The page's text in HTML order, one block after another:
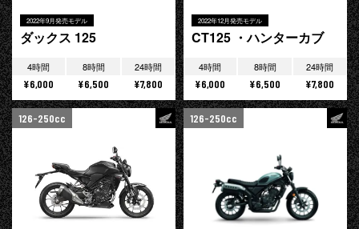
2022年9月発売モデル
ダックス 125
4時間
¥6,000
8時間
¥6,500
24時間
¥7,800
2022年12月発売モデル
CT125 ・ハンターカブ
4時間
¥6,000
8時間
¥6,500
24時間
¥7,800
126-250cc 126-250cc